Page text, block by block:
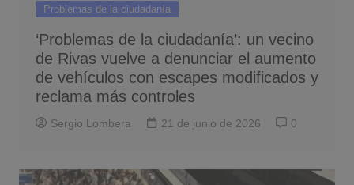
Problemas de la ciudadanía
‘Problemas de la ciudadanía’: un vecino
de Rivas vuelve a denunciar el aumento
de vehículos con escapes modificados y
reclama más controles
Sergio Lombera 21 de junio de 2026 0